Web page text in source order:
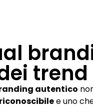
trend
autentico
e uno